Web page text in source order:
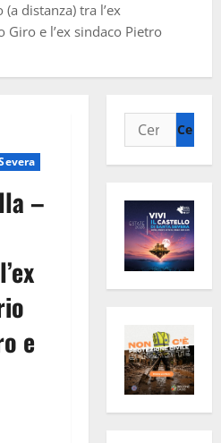
distanza) tra l’ex
Giro e l’ex sindaco Pietro
–
e
Ricerca
per: